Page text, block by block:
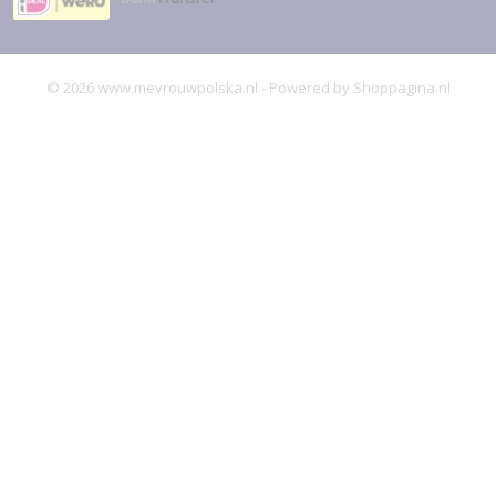
© 2026 www.mevrouwpolska.nl - Powered by Shoppagina.nl